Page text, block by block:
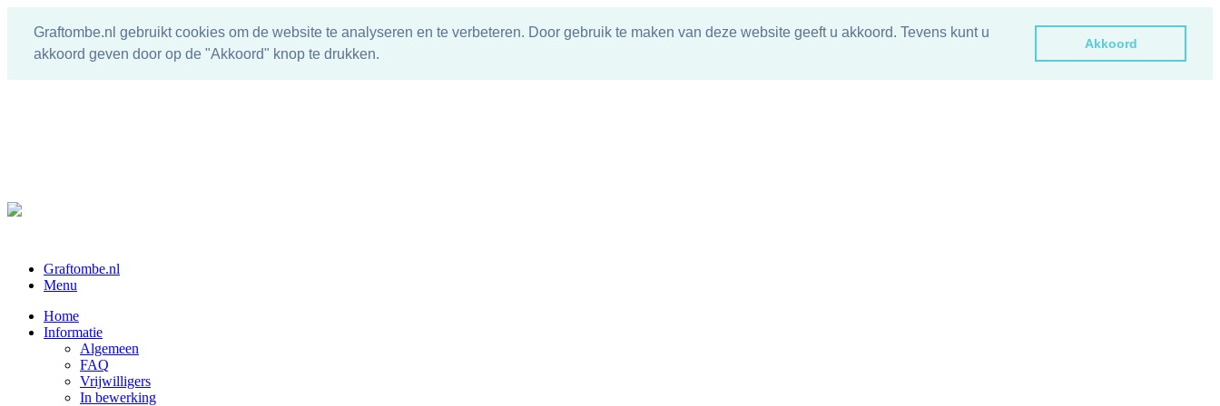
Graftombe.nl gebruikt cookies om de website te analyseren en te verbeteren. Door gebruik te maken van deze website geeft u akkoord. Tevens kunt u
akkoord geven door op de "Akkoord" knop te drukken.
Akkoord
Graftombe.nl
Menu
Home
Informatie
Algemeen
FAQ
Vrijwilligers
In bewerking